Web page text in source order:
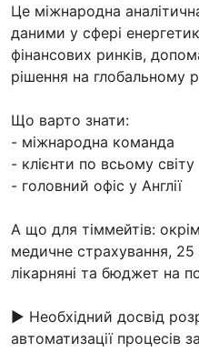
Це міжнародна
даними у сфері
фінансових ринків,
рішення на глобальному
Що варто знати:
- міжнародна команда
- клієнти по всьому світу
- головний офіс у Англії
А що для тіммейтів:
медичне страхування, 25
лікарняні та бюджет на
► Необхідний досвід
автоматизації процесів